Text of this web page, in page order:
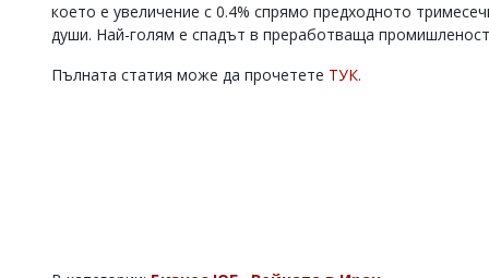
отговорност
което е увеличение с 0.4% спрямо предходното
души. Най-голям е спадът в преработваща промишленост
Пълната статия може да прочетете ТУК.